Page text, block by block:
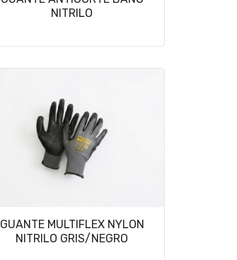
NITRILO
GUANTE MULTIFLEX NYLON
NITRILO GRIS/NEGRO